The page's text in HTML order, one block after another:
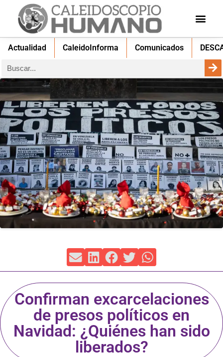
Actualidad CaleidoInforma Comunicados
Confirman excarcelaciones
de presos políticos en
Navidad: ¿Quiénes han sido
liberados?